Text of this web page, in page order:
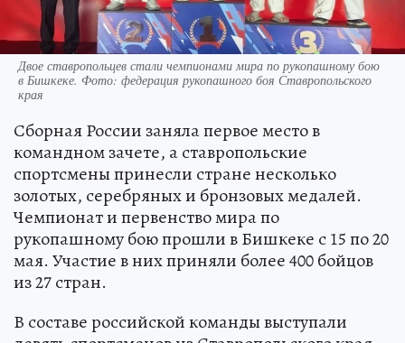
Двое ставропольцев стали чемпионами мира по рукопашному бою
в Бишкеке. Фото: федерация рукопашного боя Ставропольского
края
Сборная России заняла первое место в
командном зачете, а ставропольские
спортсмены принесли стране несколько
золотых, серебряных и бронзовых медалей.
Чемпионат и первенство мира по
рукопашному бою прошли в Бишкеке с 15 по 20
мая. Участие в них приняли более 400 бойцов
из 27 стран.
В составе российской команды выступали